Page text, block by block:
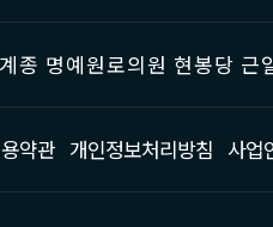
종 명예원로의원 현봉당
약관 개인정보처리방침 사업